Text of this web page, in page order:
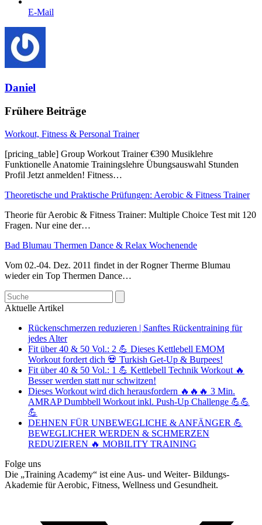
E-Mail
Daniel
Frühere Beiträge
Workout, Fitness & Personal Trainer
[pricing_table] Group Workout Trainer €390 Musiklehre
Funktionelle Anatomie Trainingslehre Übungsauswahl Stunden
Profil Jetzt anmelden! Fitness…
Theoretische und Praktische Prüfungen: Aerobic & Fitness Trainer
Theorie für Aerobic & Fitness Trainer: Multiple Choice Test mit 120
Fragen. Nur eine der…
Bad Blumau Thermen Dance & Relax Wochenende
Vom 02.-04. Dez. 2011 findet in der Rogner Therme Blumau
wieder ein Top Thermen Dance…
Search
Aktuelle Artikel
Rückenschmerzen reduzieren | Sanftes Rückentraining für
jedes Alter
Fit über 40 & 50 Vol.: 2 💪 Dieses Kettlebell EMOM
Workout fordert dich 💀 Turkish Get-Up & Burpees!
Fit über 40 & 50 Vol.: 1 💪 Kettlebell Technik Workout 🔥
Besser werden statt nur schwitzen!
Dieses Workout wird dich herausfordern 🔥🔥🔥 3 Min.
AMRAP Dumbbell Workout inkl. Push-Up Challenge 💪💪
💪
DEHNEN FÜR UNBEWEGLICHE & ANFÄNGER 💪
BEWEGLICHER WERDEN & SCHMERZEN
REDUZIEREN 🔥 MOBILITY TRAINING
Folge uns
Die „Training Academy“ ist eine Aus- und Weiter- Bildungs-
Akademie für Aerobic, Fitness, Wellness und Gesundheit.